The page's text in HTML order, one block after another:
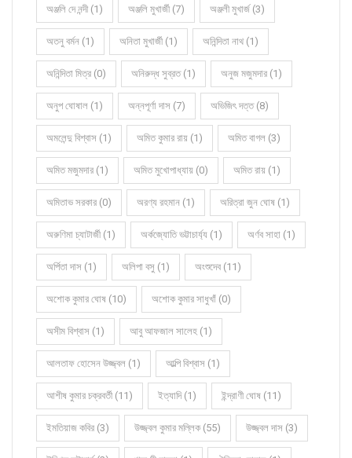
অঞ্জলি দে নন্দী (1) অঞ্জলি মুখার্জী (7) অঞ্জলী মুখার্জ (3)
অতনু বর্মন (1) অনিতা মুখার্জী (1) অনিন্দিতা নাথ (1)
অনিন্দিতা মিত্র (0) অনিরুদ্ধ সুব্রত (1) অনুজ মজুমদার (1)
অনুপ ঘোষাল (1) অন্নপূর্ণা দাস (7) অভিজিৎ দত্ত (8)
অমলেন্দু বিশ্বাস (1) অমিত কুমার রায় (1) অমিত বাগল (3)
অমিত মজুমদার (1) অমিত মুখোপাধ্যায় (0) অমিত রায় (1)
অমিতাভ সরকার (0) অরণ্য রহমান (1) অরিত্রা জুন ঘোষ (1)
অরুণিমা চ্যাটার্জী (1) অর্কজ্যোতি ভট্টাচার্য্য (1) অর্ণব সাহা (1)
অর্পিতা দাস (1) অলিপা বসু (1) অংশুদেব (11)
অশোক কুমার ঘোষ (10) অশোক কুমার সাধুখাঁ (0)
অসীম বিশ্বাস (1) আবু আফজাল সালেহ (1)
আলতাফ হোসেন উজ্জ্বল (1) আল্পি বিশ্বাস (1)
আশীষ কুমার চক্রবর্তী (11) ইত্যাদি (1) ইন্দ্রাণী ঘোষ (11)
ইমতিয়াজ কবির (3) উজ্জ্বল কুমার মল্লিক (55) উজ্জ্বল দাস (3)